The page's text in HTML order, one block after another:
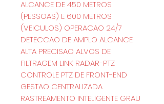
ALCANCE DE 450 METROS
(PESSOAS) E 600 METROS
(VEICULOS) OPERACAO 24/7
DETECCAO DE AMPLO ALCANCE
ALTA PRECISAO ALVOS DE
FILTRAGEM LINK RADAR-PTZ
CONTROLE PTZ DE FRONT-END
GESTAO CENTRALIZADA
RASTREAMENTO INTELIGENTE GRAU